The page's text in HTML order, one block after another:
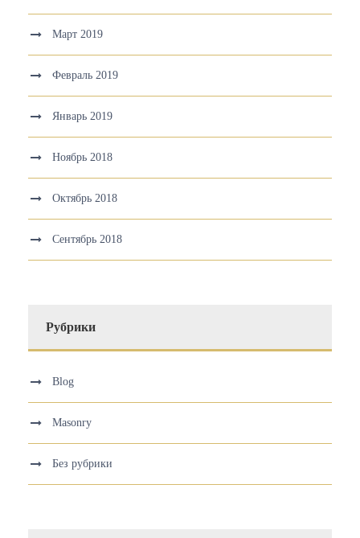
Март 2019
Февраль 2019
Январь 2019
Ноябрь 2018
Октябрь 2018
Сентябрь 2018
Рубрики
Blog
Masonry
Без рубрики